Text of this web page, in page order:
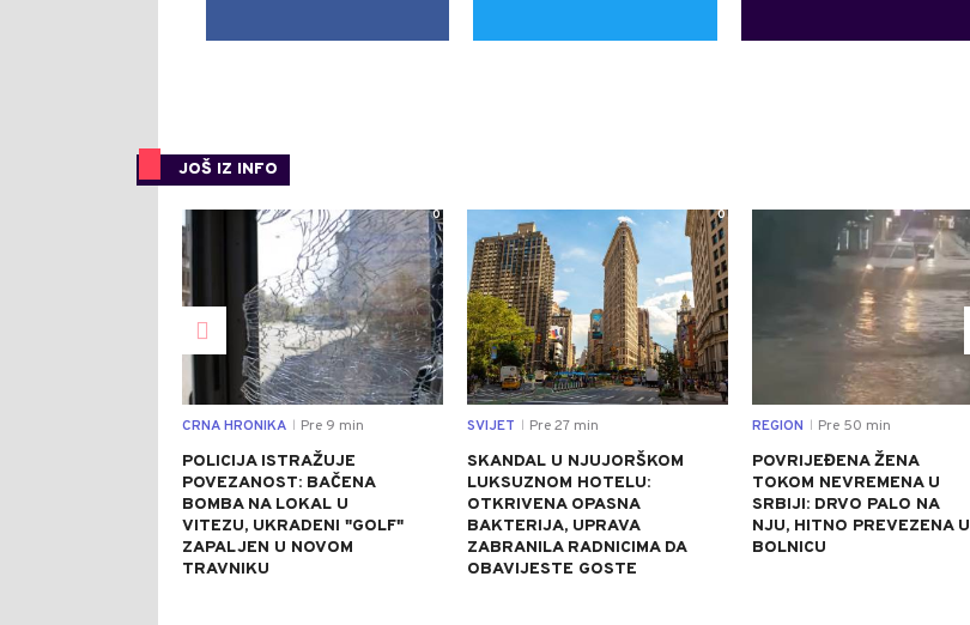
JOŠ IZ INFO
0
CRNA HRONIKA Pre 9 min
POLICIJA ISTRAŽUJE
POVEZANOST: BAČENA
BOMBA NA LOKAL U
VITEZU, UKRADENI "GOLF"
ZAPALJEN U NOVOM
TRAVNIKU
0
SVIJET Pre 27 min
SKANDAL U NJUJORŠKOM
LUKSUZNOM HOTELU:
OTKRIVENA OPASNA
BAKTERIJA, UPRAVA
ZABRANILA RADNICIMA DA
OBAVIJESTE GOSTE
REGION Pre 50 min
POVRIJEĐENA ŽENA
TOKOM NEVREMENA U
SRBIJI: DRVO PALO NA
NJU, HITNO PREVEZENA U
BOLNICU